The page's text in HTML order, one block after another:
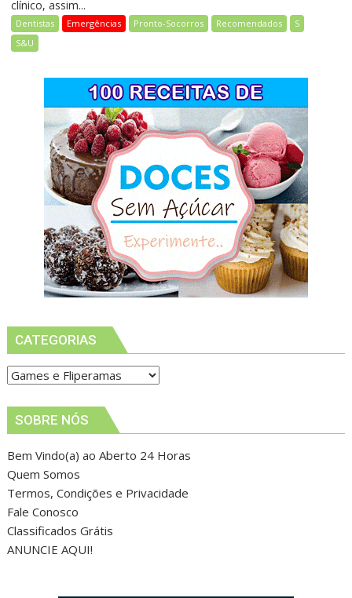
clínico, assim...
Dentistas Emergências Pronto-Socorros Recomendados
S
S&U
CATEGORIAS
Categorias
SOBRE NÓS
Bem Vindo(a) ao Aberto 24 Horas
Quem Somos
Termos, Condições e Privacidade
Fale Conosco
Classificados Grátis
ANUNCIE AQUI!